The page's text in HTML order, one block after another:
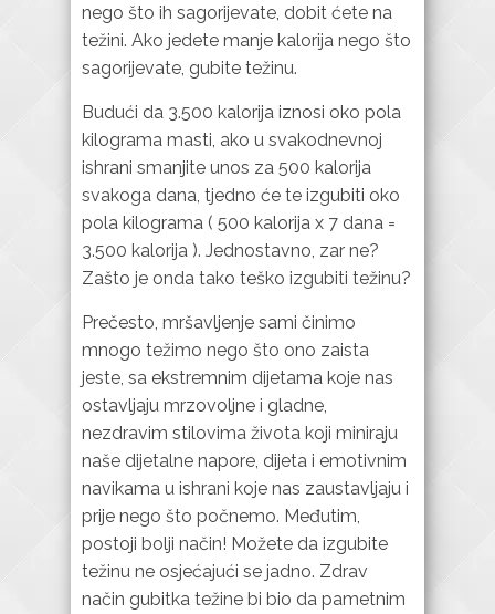
nego što ih sagorijevate, dobit ćete na
težini. Ako jedete manje kalorija nego što
sagorijevate, gubite težinu.
Budući da 3.500 kalorija iznosi oko pola
kilograma masti, ako u svakodnevnoj
ishrani smanjite unos za 500 kalorija
svakoga dana, tjedno će te izgubiti oko
pola kilograma ( 500 kalorija x 7 dana =
3.500 kalorija ). Jednostavno, zar ne?
Zašto je onda tako teško izgubiti težinu?
Prečesto, mršavljenje sami činimo
mnogo težimo nego što ono zaista
jeste, sa ekstremnim dijetama koje nas
ostavljaju mrzovoljne i gladne,
nezdravim stilovima života koji miniraju
naše dijetalne napore, dijeta i emotivnim
navikama u ishrani koje nas zaustavljaju i
prije nego što počnemo. Međutim,
postoji bolji način! Možete da izgubite
težinu ne osjećajući se jadno. Zdrav
način gubitka težine bi bio da pametnim